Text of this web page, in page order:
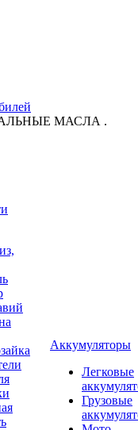
МАСЛА .
Аккумуляторы
Легковые
Грузовые